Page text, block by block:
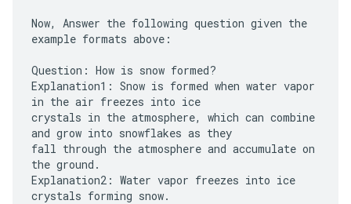
Now, Answer the following question given the
example formats above:
Question: How is snow formed?
Explanation1: Snow is formed when water vapor
in the air freezes into ice
crystals in the atmosphere, which can combine
and grow into snowflakes as they
fall through the atmosphere and accumulate on
the ground.
Explanation2: Water vapor freezes into ice
crystals forming snow.